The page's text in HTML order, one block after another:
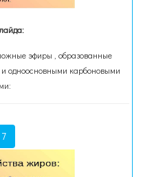
эфиры , образованные
одноосновными карбоновыми